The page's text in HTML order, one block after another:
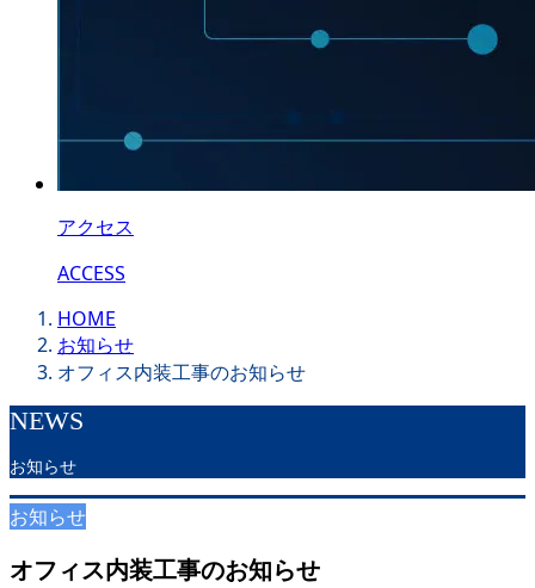
アクセス
ACCESS
HOME
お知らせ
オフィス内装工事のお知らせ
NEWS
お知らせ
お知らせ
オフィス内装工事のお知らせ